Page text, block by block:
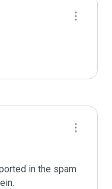
in the spam